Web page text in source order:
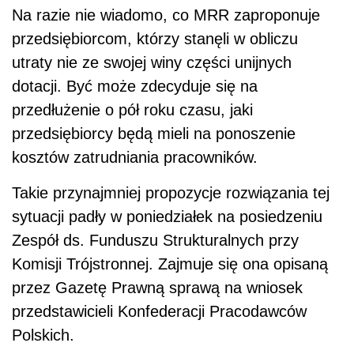
Na razie nie wiadomo, co MRR zaproponuje
przedsiębiorcom, którzy stanęli w obliczu
utraty nie ze swojej winy części unijnych
dotacji. Być może zdecyduje się na
przedłużenie o pół roku czasu, jaki
przedsiębiorcy będą mieli na ponoszenie
kosztów zatrudniania pracowników.
Takie przynajmniej propozycje rozwiązania tej
sytuacji padły w poniedziałek na posiedzeniu
Zespół ds. Funduszu Strukturalnych przy
Komisji Trójstronnej. Zajmuje się ona opisaną
przez Gazetę Prawną sprawą na wniosek
przedstawicieli Konfederacji Pracodawców
Polskich.